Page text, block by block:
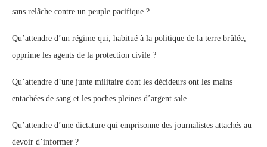
sans relâche contre un peuple pacifique ?
Qu’attendre d’un régime qui, habitué à la politique de la terre brûlée,
opprime les agents de la protection civile ?
Qu’attendre d’une junte militaire dont les décideurs ont les mains
entachées de sang et les poches pleines d’argent sale
Qu’attendre d’une dictature qui emprisonne des journalistes attachés au
devoir d’informer ?